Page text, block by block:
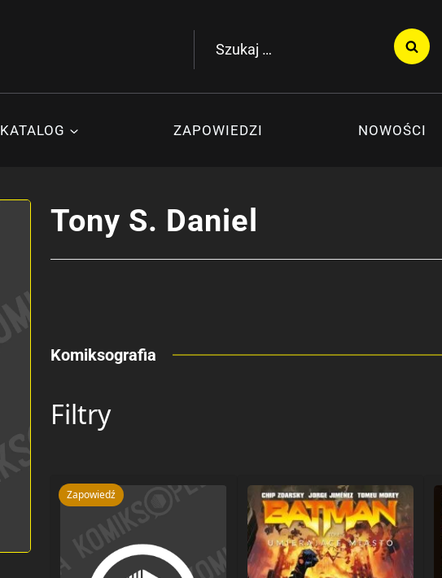
Szukaj:
KATALOG ZAPOWIEDZI NOWOŚCI
Tony S. Daniel
Komiksografia
Filtry
Zapowiedź